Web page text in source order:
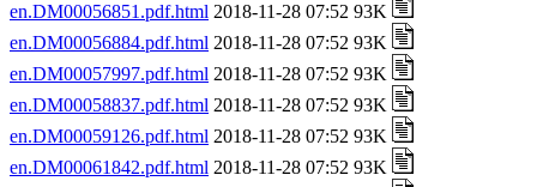
en.DM00056851.pdf.html 2018-11-28 07:52 93K
en.DM00056884.pdf.html 2018-11-28 07:52 93K
en.DM00057997.pdf.html 2018-11-28 07:52 93K
en.DM00058837.pdf.html 2018-11-28 07:52 93K
en.DM00059126.pdf.html 2018-11-28 07:52 93K
en.DM00061842.pdf.html 2018-11-28 07:52 93K